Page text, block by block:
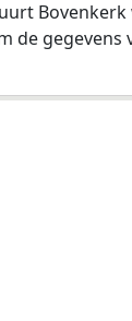
de gegevens